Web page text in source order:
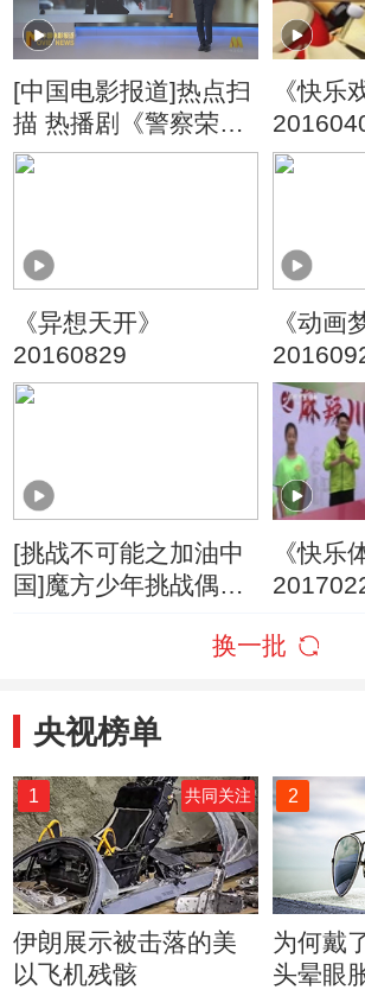
[中国电影报道]热点扫
描 热播剧《警察荣
誉》中王景春演技获
《快乐
园》演
《异想天开》
20160829
《动画
[挑战不可能之加油中
国]魔方少年挑战偶像
《快乐
换一批
央视榜单
1 共同关注
伊朗展示被击落的美
以飞机残骸
2
为何戴
头晕眼